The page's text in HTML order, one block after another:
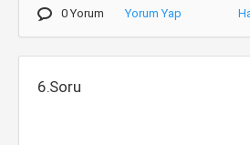
0 Yorum Yorum Yap
6.Soru